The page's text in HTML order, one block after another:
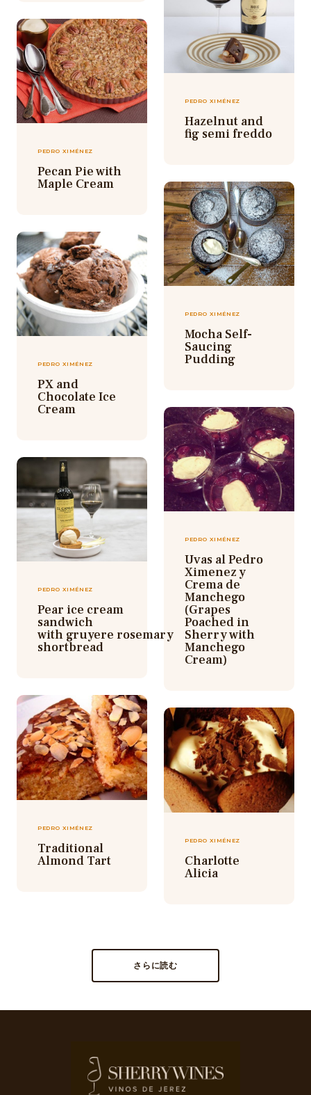
PEDRO XIMÉNEZ
Hazelnut and
fig semi freddo
PEDRO XIMÉNEZ
Pecan Pie with
Maple Cream
PEDRO XIMÉNEZ
Mocha Self-
Saucing
Pudding
PEDRO XIMÉNEZ
PX and
Chocolate Ice
Cream
PEDRO XIMÉNEZ
Uvas al Pedro
Ximenez y
Crema de
Manchego
(Grapes
Poached in
Sherry with
Manchego
Cream)
PEDRO XIMÉNEZ
Pear ice cream
sandwich
with gruyere rosemary
shortbread
PEDRO XIMÉNEZ
Traditional
Almond Tart
PEDRO XIMÉNEZ
Charlotte
Alicia
さらに読む